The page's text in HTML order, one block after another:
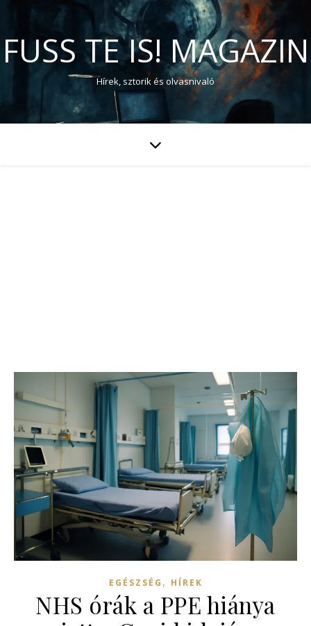
FUSS TE IS! MAGAZIN
Hírek, sztorik és olvasnivaló
EGÉSZSÉG , HÍREK
NHS órák a PPE hiánya